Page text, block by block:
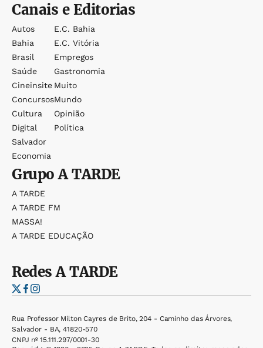
Canais e Editorias
Autos
Bahia
Brasil
Saúde
Cineinsite
Concursos
Cultura
Digital
Salvador
Economia
E.c. Bahia
E.c. Vitória
Empregos
Gastronomia
Muito
Mundo
Opinião
Política
GrupoA TARDE
A TARDE
A TARDE FM
MASSA!
A TARDE EDUCAÇÃO
RedesA TARDE
Rua Professor Milton Cayres de Brito, 204 - Caminho das Árvores,
Salvador - BA, 41820-570
CNPJ nº 15.111.297/0001-30